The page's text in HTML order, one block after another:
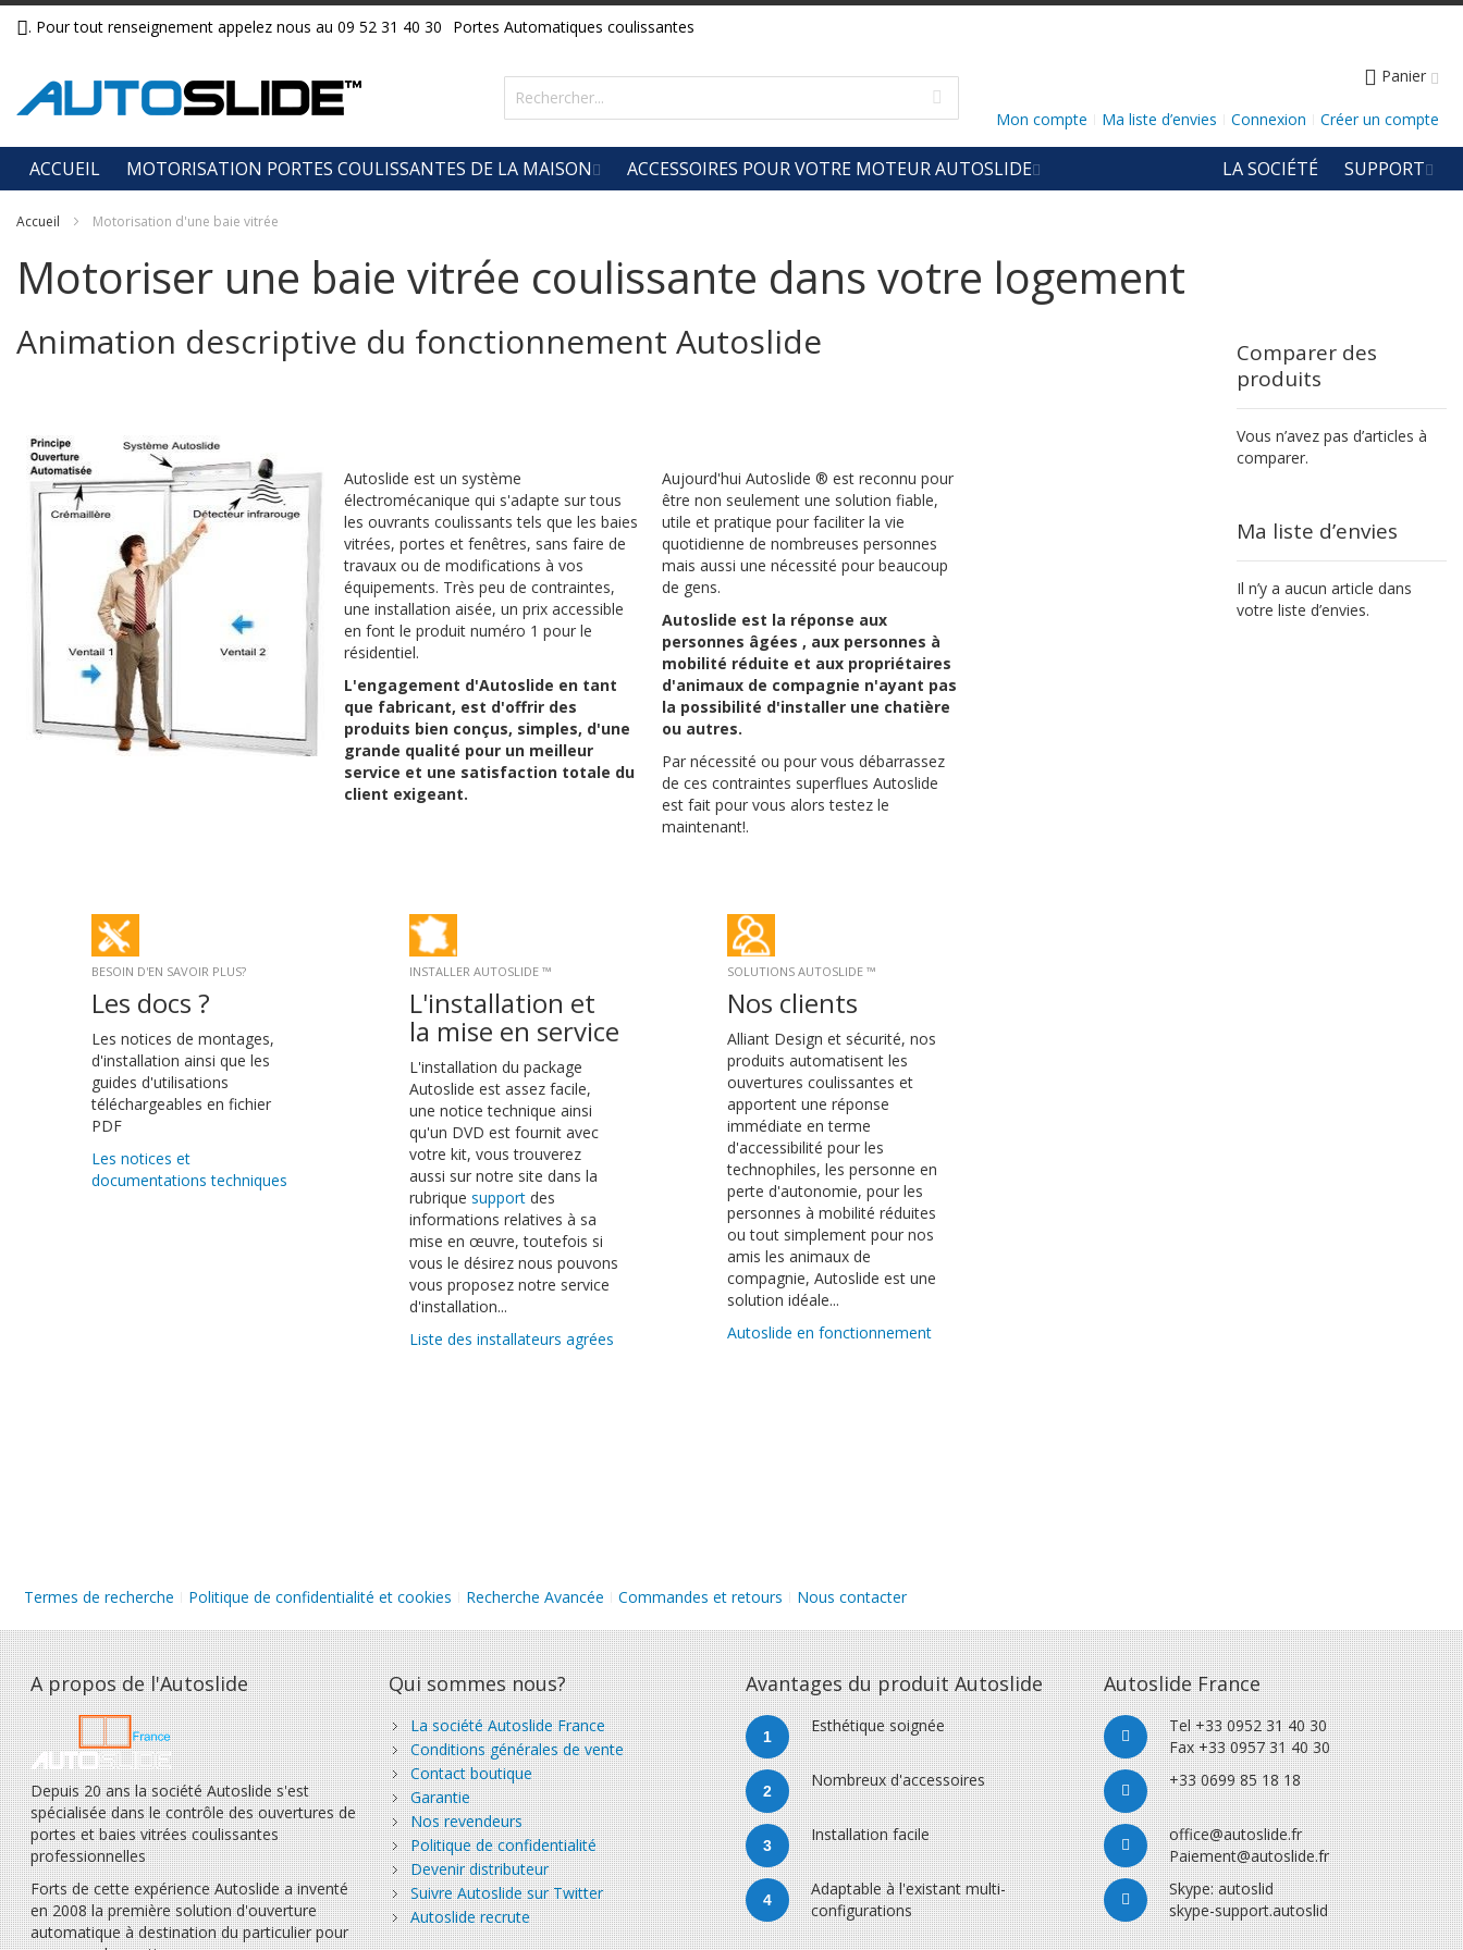
Allez
contenu
. Pour tout renseignement appelez nous au 09 52 31 40 30 Portes Automatiques coulissantes
Panier
Mon compte Ma liste d’envies Connexion Créer un compte
ACCUEIL MOTORISATION PORTES COULISSANTES DE LA MAISON ACCESSOIRES POUR VOTRE MOTEUR AUTOSLIDE SUPPORT
LA SOCIÉTÉ
Accueil Motorisation d'une baie vitrée
Motoriser une baie vitrée coulissante dans votre logement
Animation descriptive du fonctionnement Autoslide
Autoslide est un système
électromécanique qui s'adapte sur tous
les ouvrants coulissants tels que les baies
vitrées, portes et fenêtres, sans faire de
travaux ou de modifications à vos
équipements. Très peu de contraintes,
une installation aisée, un prix accessible
en font le produit numéro 1 pour le
résidentiel.
L'engagement d'Autoslide en tant
que fabricant, est d'offrir des
produits bien conçus, simples, d'une
grande qualité pour un meilleur
service et une satisfaction totale du
client exigeant.
Aujourd'hui Autoslide ® est reconnu pour
être non seulement une solution fiable,
utile et pratique pour faciliter la vie
quotidienne de nombreuses personnes
mais aussi une nécessité pour beaucoup
de gens.
Autoslide est la réponse aux
personnes âgées , aux personnes à
mobilité réduite et aux propriétaires
d'animaux de compagnie n'ayant pas
la possibilité d'installer une chatière
ou autres.
Par nécessité ou pour vous débarrassez
de ces contraintes superflues Autoslide
est fait pour vous alors testez le
maintenant!.
BESOIN D'EN SAVOIR PLUS?
Les docs ?
Les notices de montages,
d'installation ainsi que les
guides d'utilisations
téléchargeables en fichier
PDF
Les notices et
documentations techniques
INSTALLER AUTOSLIDE ™
L'installation et
la mise en service
L'installation du package
Autoslide est assez facile,
une notice technique ainsi
qu'un DVD est fournit avec
votre kit, vous trouverez
aussi sur notre site dans la
rubrique supportdes
informations relatives à sa
mise en œuvre, toutefois si
vous le désirez nous pouvons
vous proposez notre service
d'installation...
Liste des installateurs agrées
SOLUTIONS AUTOSLIDE ™
Nos clients
Alliant Design et sécurité, nos
produits automatisent les
ouvertures coulissantes et
apportent une réponse
immédiate en terme
d'accessibilité pour les
technophiles, les personne en
perte d'autonomie, pour les
personnes à mobilité réduites
ou tout simplement pour nos
amis les animaux de
compagnie, Autoslide est une
solution idéale...
Autoslide en fonctionnement
Comparer des
produits
Vous n’avez pas d’articles à
comparer.
Ma liste d’envies
Il n’y a aucun article dans
votre liste d’envies.
Termes de recherche Politique de confidentialité et cookies Recherche Avancée Commandes et retours Nous contacter
A propos de l'Autoslide
Depuis 20 ans la société Autoslide s'est
spécialisée dans le contrôle des ouvertures de
portes et baies vitrées coulissantes
professionnelles
Forts de cette expérience Autoslide a inventé
en 2008 la première solution d'ouverture
automatique à destination du particulier pour
Qui sommes nous?
La société Autoslide France
Conditions générales de vente
Contact boutique
Garantie
Nos revendeurs
Politique de confidentialité
Devenir distributeur
Suivre Autoslide sur Twitter
Autoslide recrute
Avantages du produit Autoslide
1
Esthétique soignée
2
Nombreux d'accessoires
3
Installation facile
4
Adaptable à l'existant multi-
configurations
Autoslide France
Tel +33 0952 31 40 30
Fax +33 0957 31 40 30
+33 0699 85 18 18
office@autoslide.fr
Paiement@autoslide.fr
Skype: autoslid
skype-support.autoslid